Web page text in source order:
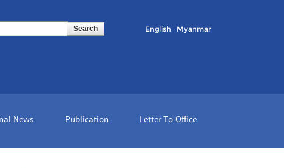
English Myanmar
News Publication Letter To Office